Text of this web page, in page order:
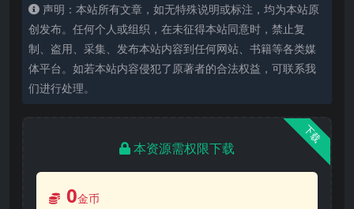
声明：本站所有文章，如无特殊说明或标注，均为本站原
创发布。任何个人或组织，在未征得本站同意时，禁止复
制、盗用、采集、发布本站内容到任何网站、书籍等各类媒
体平台。如若本站内容侵犯了原著者的合法权益，可联系我
们进行处理。
下载
本资源需权限下载
0金币